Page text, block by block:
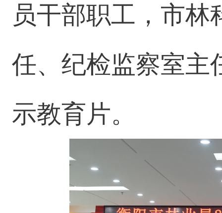
员干部职工，市
任、纪检监察室主
示教育片。